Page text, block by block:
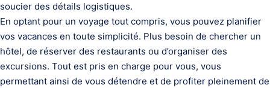
soucier des détails logistiques.
En optant pour un voyage tout compris, vous pouvez planifier
vos vacances en toute simplicité. Plus besoin de chercher un
hôtel, de réserver des restaurants ou d’organiser des
excursions. Tout est pris en charge pour vous, vous
permettant ainsi de vous détendre et de profiter pleinement de